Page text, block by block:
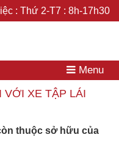
: Thứ 2-T7 : 8h-17h30
Menu
XE TẬP LÁI
thuộc sở hữu của